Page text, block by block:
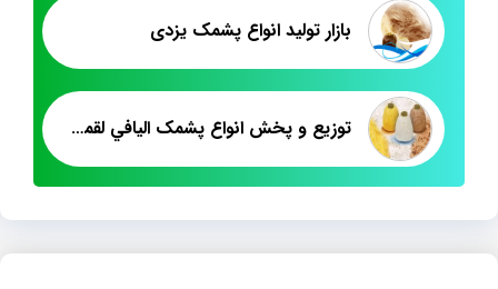
بازار تولید انواع پشمک یزدی
توزيع و پخش انواع پشمک اليافي لقمه اي در مازندران